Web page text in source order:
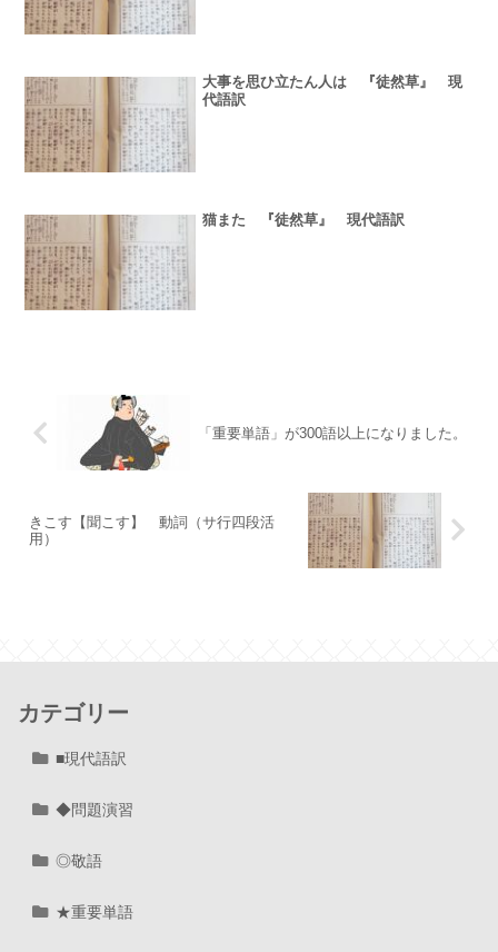
大事を思ひ立たん人は 『徒然草』 現
代語訳
猫また 『徒然草』 現代語訳
「重要単語」が300語以上になりました。
きこす【聞こす】 動詞（サ行四段活
用）
カテゴリー
■現代語訳
◆問題演習
◎敬語
★重要単語